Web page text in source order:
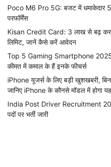
Poco M6 Pro 5G: बजट में धमाकेदार
परफॉर्मेंस
Kisan Credit Card: 3 लाख से बढ़ कर
लिमिट, जानें कैसे करें आवेदन
Top 5 Gaming Smartphone 2025:
कीमत में कमाल के हैं इनके फीचर्स
iPhone यूजर्स के लिए बड़ी खुशखबरी,
जानिए iPhone के कौनसे मॉडल में होगा
India Post Driver Recruitment
पदों पर भर्ती जारी